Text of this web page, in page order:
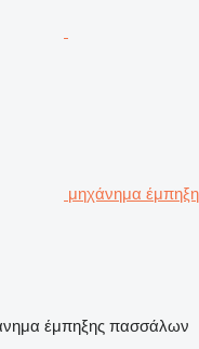
μηχάνημα
έμπηξης πασσάλων